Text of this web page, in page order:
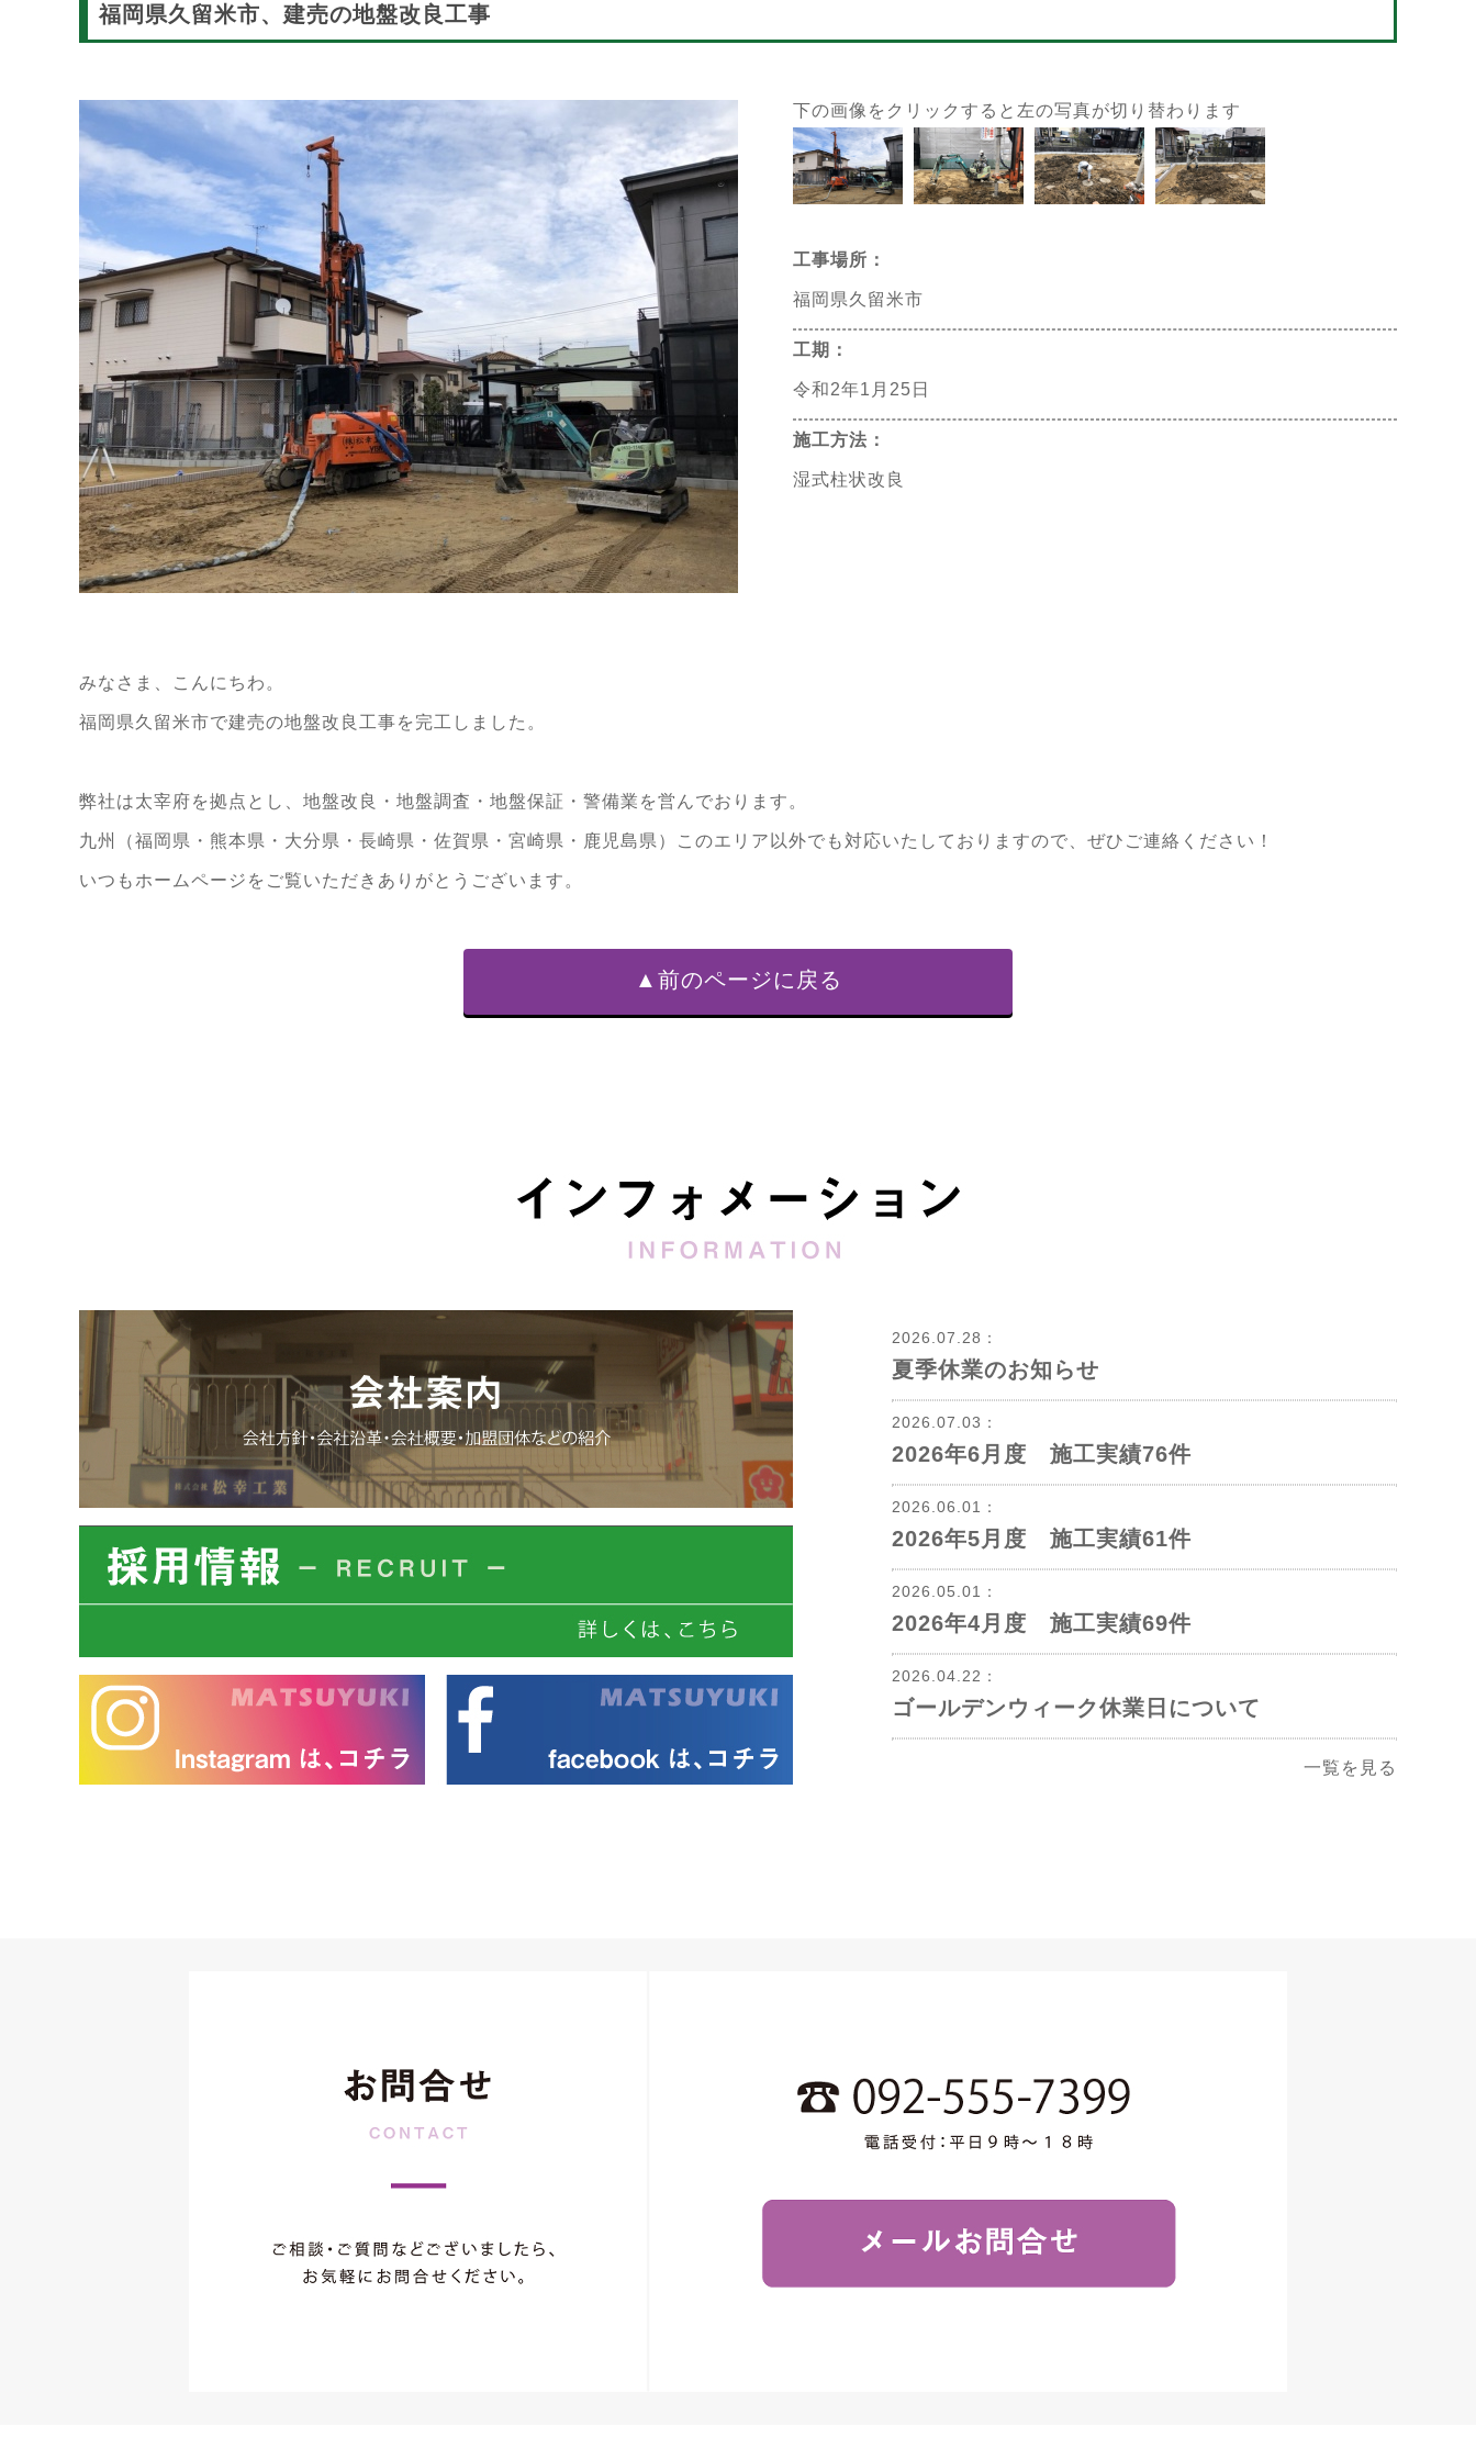
福岡県久留米市、建売の地盤改良工事
下の画像をクリックすると左の写真が切り替わります
工事場所：
福岡県久留米市
工期：
令和2年1月25日
施工方法：
湿式柱状改良
みなさま、こんにちわ。
福岡県久留米市で建売の地盤改良工事を完工しました。
弊社は太宰府を拠点とし、地盤改良・地盤調査・地盤保証・警備業を営んでおります。
九州（福岡県・熊本県・大分県・長崎県・佐賀県・宮崎県・鹿児島県）このエリア以外でも対応いたしておりますので、ぜひご連絡ください！
いつもホームページをご覧いただきありがとうございます。
▲前のページに戻る
2026.07.28：
夏季休業のお知らせ
2026.07.03：
2026年6月度 施工実績76件
2026.06.01：
2026年5月度 施工実績61件
2026.05.01：
2026年4月度 施工実績69件
2026.04.22：
ゴールデンウィーク休業日について
一覧を見る